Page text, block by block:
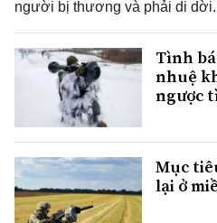
người bị thương và phải di dời.
Tình
nhuệ
ngược
Mục
lại ở